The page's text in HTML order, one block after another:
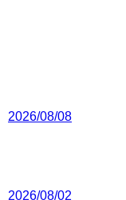
2026/08/08
2026/08/02